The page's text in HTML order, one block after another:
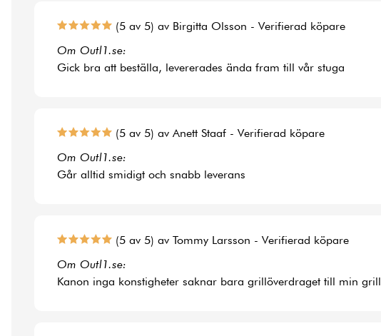
(5 av 5) av Birgitta Olsson - Verifierad köpare
Om Outl1.se:
Gick bra att beställa, levererades ända fram till vår stuga
(5 av 5) av Anett Staaf - Verifierad köpare
Om Outl1.se:
Går alltid smidigt och snabb leverans
(5 av 5) av Tommy Larsson - Verifierad köpare
Om Outl1.se:
Kanon inga konstigheter saknar bara grillöverdraget till min grill